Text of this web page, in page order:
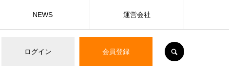
ログイン 会員登録
NEWS 運営会社